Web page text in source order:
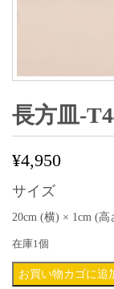
長方皿-
¥4,950
サイズ
20cm (横) × 1cm (高
在庫1個
長お買い物カゴに追